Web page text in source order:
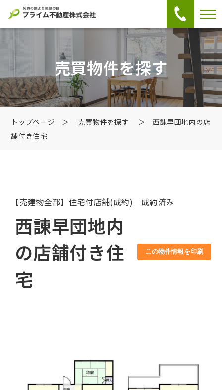
売買物件を探す
トップページ ＞ 売買物件を探す
＞ 西諌早団地内の店
舗付き住宅
【売建物全部】住宅付店舗(成約) 成約済み
西諌早団地内
の店舗付き住
宅
この物件情報を印刷